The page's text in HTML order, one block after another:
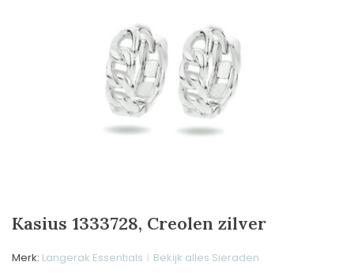
Kasius 1333728, Creolen zilver
Merk: Langerak Essentials Bekijk alles Sieraden